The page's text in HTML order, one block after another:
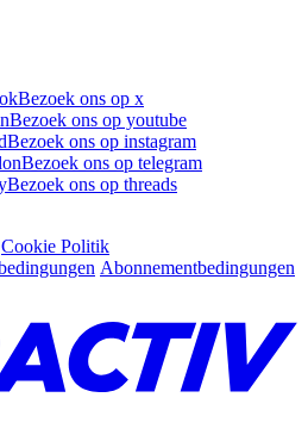
Bezoek ons op x
Bezoek ons op youtube
Bezoek ons op instagram
Bezoek ons op telegram
Bezoek ons op threads
Cookie Politik
Abonnementbedingungen